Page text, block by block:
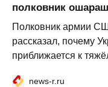
полковник
Полковник армии
рассказал, почему
приближается к
news-r.ru